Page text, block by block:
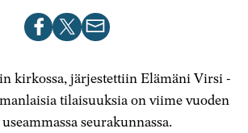
Jaa
artikkeli
Jaa
artikkeli
palvelussa
Jaa
artikkeli
kirkossa, järjestettiin Elämäni Virsi -
tilaisuuksia on viime vuoden
seurakunnassa.